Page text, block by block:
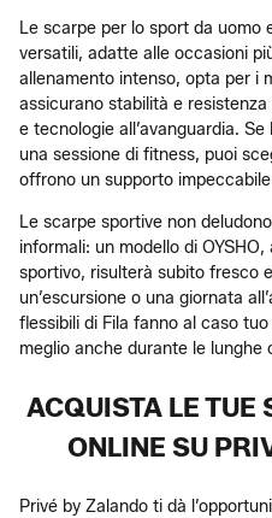
Le scarpe per lo sport da uomo
versatili, adatte alle occasioni
allenamento intenso, opta per i
assicurano stabilità e
e tecnologie all’avanguardia.
una sessione di fitness, puoi
offrono un supporto
Le scarpe sportive non
informali: un modello di
sportivo, risulterà subito fresco
un’escursione o una giornata
flessibili di Fila fanno al caso
meglio anche durante le lunghe
ACQUISTA LE TUE
ONLINE SU
Privé by Zalando ti dà